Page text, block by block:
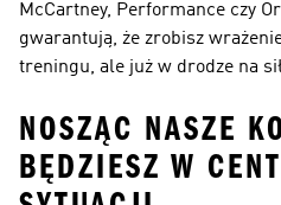
McCartney, Performance czy
gwarantują, że zrobisz
treningu, ale już w drodze na
NOSZĄC NASZE
BĘDZIESZ W